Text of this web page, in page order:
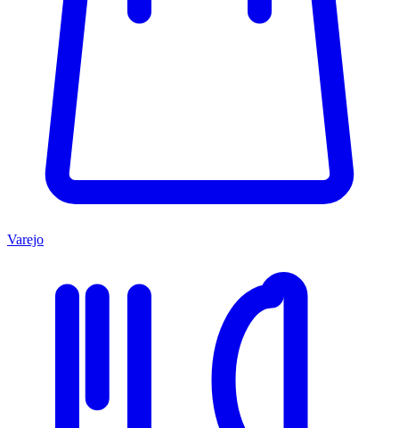
Varejo